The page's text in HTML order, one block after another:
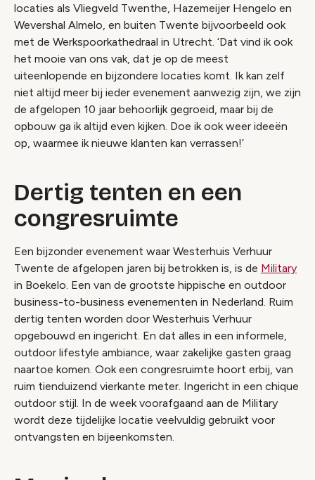
locaties als Vliegveld Twenthe, Hazemeijer Hengelo en
Wevershal Almelo, en buiten Twente bijvoorbeeld ook
met de Werkspoorkathedraal in Utrecht. ‘Dat vind ik ook
het mooie van ons vak, dat je op de meest
uiteenlopende en bijzondere locaties komt. Ik kan zelf
niet altijd meer bij ieder evenement aanwezig zijn, we zijn
de afgelopen 10 jaar behoorlijk gegroeid, maar bij de
opbouw ga ik altijd even kijken. Doe ik ook weer ideeën
op, waarmee ik nieuwe klanten kan verrassen!’
Dertig tenten en een
congresruimte
Een bijzonder evenement waar Westerhuis Verhuur
Twente de afgelopen jaren bij betrokken is, is de Military
in Boekelo. Een van de grootste hippische en outdoor
business-to-business evenementen in Nederland. Ruim
dertig tenten worden door Westerhuis Verhuur
opgebouwd en ingericht. En dat alles in een informele,
outdoor lifestyle ambiance, waar zakelijke gasten graag
naartoe komen. Ook een congresruimte hoort erbij, van
ruim tienduizend vierkante meter. Ingericht in een chique
outdoor stijl. In de week voorafgaand aan de Military
wordt deze tijdelijke locatie veelvuldig gebruikt voor
ontvangsten en bijeenkomsten.